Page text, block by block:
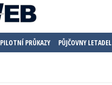
PILOTNÍ PRŮKAZY PŮJČOVNY LETADEL